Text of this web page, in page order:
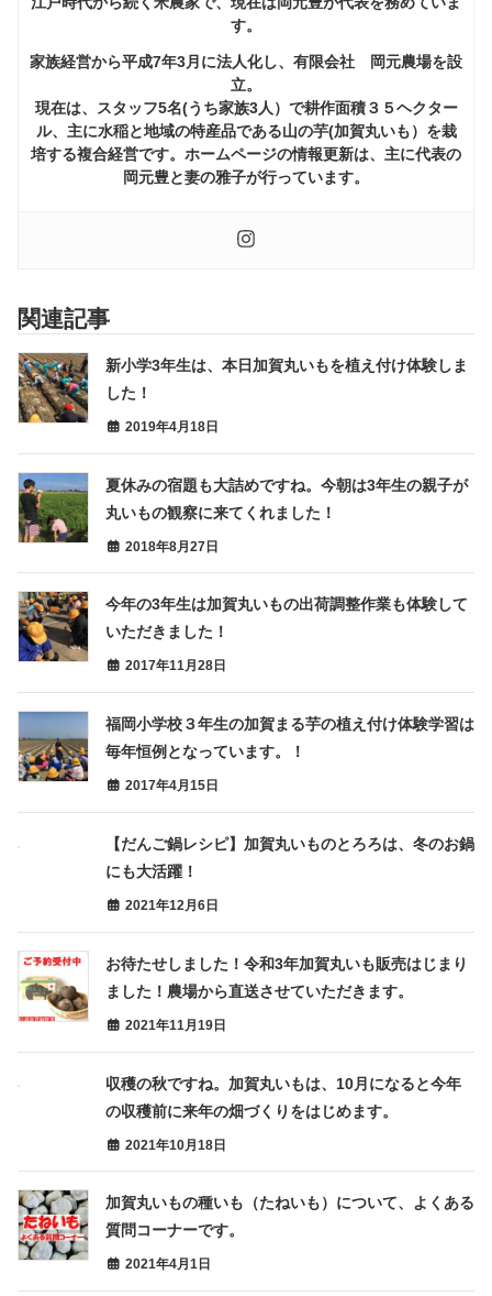
す。
家族経営から平成7年3月に法人化し、有限会社 岡元農場を設
立。
現在は、スタッフ5名(うち家族3人）で耕作面積３５ヘクター
ル、主に水稲と地域の特産品である山の芋(加賀丸いも）を栽
培する複合経営です。ホームページの情報更新は、主に代表の
岡元豊と妻の雅子が行っています。
関連記事
新小学3年生は、本日加賀丸いもを植え付け体験しま
した！
2019年4月18日
夏休みの宿題も大詰めですね。今朝は3年生の親子が
丸いもの観察に来てくれました！
2018年8月27日
今年の3年生は加賀丸いもの出荷調整作業も体験して
いただきました！
2017年11月28日
福岡小学校３年生の加賀まる芋の植え付け体験学習は
毎年恒例となっています。！
2017年4月15日
【だんご鍋レシピ】加賀丸いものとろろは、冬のお鍋
にも大活躍！
2021年12月6日
お待たせしました！令和3年加賀丸いも販売はじまり
ました！農場から直送させていただきます。
2021年11月19日
収穫の秋ですね。加賀丸いもは、10月になると今年
の収穫前に来年の畑づくりをはじめます。
2021年10月18日
加賀丸いもの種いも（たねいも）について、よくある
質問コーナーです。
2021年4月1日